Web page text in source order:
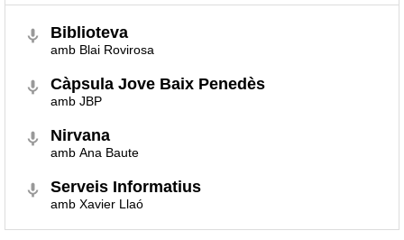
Biblioteva
amb Blai Rovirosa
Càpsula Jove Baix Penedès
amb JBP
Nirvana
amb Ana Baute
Serveis Informatius
amb Xavier Llaó